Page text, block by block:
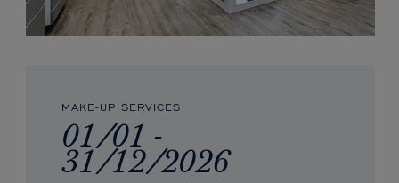
MAKE-UP SERVICES
01/01 -
31/12/2026